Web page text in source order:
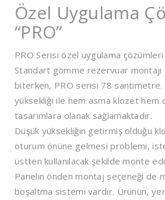
Özel Uygulama
“PRO”
PRO Serisi özel uygulama
Standart gömme rezervuar montajı
biterken, PRO serisi 78 santimetre.
yüksekliği ile hem asma klozet hem
tasarımlara olanak sağlamaktadır.
Düşük yüksekliğin getirmiş olduğu
oturum önüne gelmesi problemi,
üstten kullanılacak şekilde monte
Panelin önden montaj seçeneği de
boşaltma sistemi vardır. Ürünün,